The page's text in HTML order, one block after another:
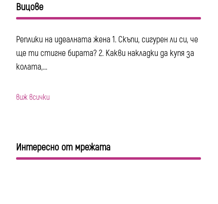
Вицове
Реплики на идеалната жена 1. Скъпи, сигурен ли си, че
ще ти стигне бирата? 2. Какви накладки да купя за
колата,...
виж всички
Интересно от мрежата